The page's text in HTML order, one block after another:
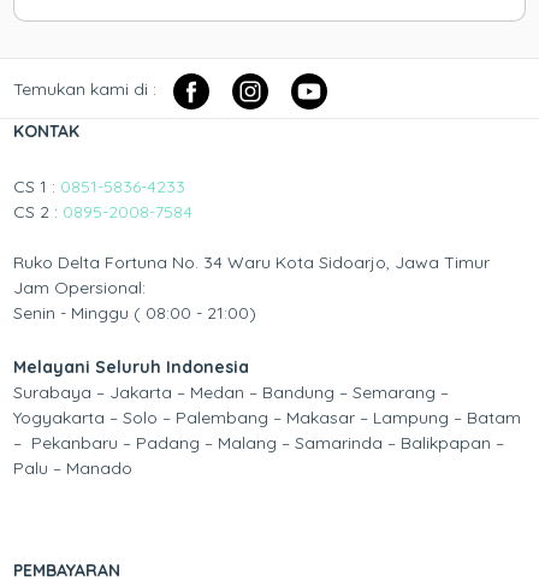
Temukan kami di :
KONTAK
CS 1 : 0851-5836-4233
CS 2 : 0895-2008-7584
Ruko Delta Fortuna No. 34 Waru Kota Sidoarjo, Jawa Timur
Jam Opersional:
Senin - Minggu ( 08:00 - 21:00)
Melayani Seluruh Indonesia
Surabaya – Jakarta – Medan – Bandung – Semarang –
Yogyakarta – Solo – Palembang – Makasar – Lampung – Batam
– Pekanbaru – Padang – Malang – Samarinda – Balikpapan –
Palu – Manado
PEMBAYARAN